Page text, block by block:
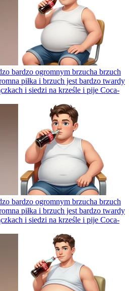
bardzo ogromnym brzucha brzuch
piłka i brzuch jest bardzo twardy
i siedzi na krześle i pije Coca-
bardzo ogromnym brzucha brzuch
piłka i brzuch jest bardzo twardy
i siedzi na krześle i pije Coca-